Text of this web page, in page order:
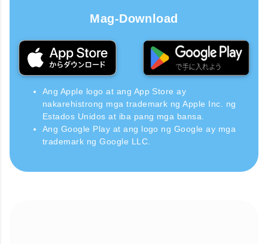
Mag-Download
Ang Apple logo at ang App Store ay
nakarehistrong mga trademark ng Apple Inc. ng
Estados Unidos at iba pang mga bansa.
Ang Google Play at ang logo ng Google ay mga
trademark ng Google LLC.